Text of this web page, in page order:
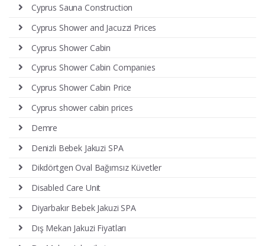
Cyprus Sauna Construction
Cyprus Shower and Jacuzzi Prices
Cyprus Shower Cabin
Cyprus Shower Cabin Companies
Cyprus Shower Cabin Price
Cyprus shower cabin prices
Demre
Denizli Bebek Jakuzi SPA
Dikdörtgen Oval Bağımsız Küvetler
Disabled Care Unit
Diyarbakır Bebek Jakuzi SPA
Dış Mekan Jakuzi Fiyatları